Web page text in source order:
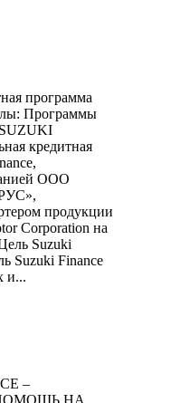
программа
Программы
кредитная
OOO
продукции
Corporation на
Suzuki
Suzuki Finance
и...
–
НА